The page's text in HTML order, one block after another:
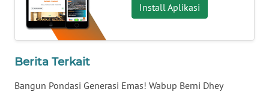
Install Aplikasi
Berita Terkait
Bangun Pondasi Generasi Emas! Wabup Berni Dhey
WN
GORONTALO
WN